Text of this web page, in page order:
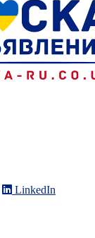
LinkedIn